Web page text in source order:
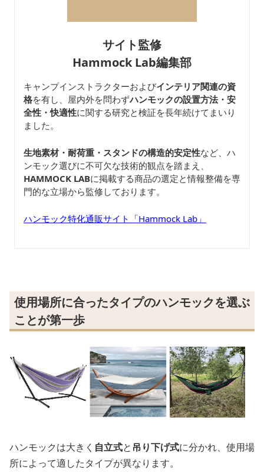
サイト監修
Hammock Lab編集部
キャンプインストラクターおよびインテリア関連の資
格を有し、屋内外を問わずハンモックの設置方法・安
全性・快適性に関する研究と検証を長年続けてまいり
ました。
生地素材・耐荷重・スタンドの構造的安定性など、ハ
ンモック選びに不可欠な技術的観点を踏まえ、
HAMMOCK LABに掲載する商品の選定と情報整備を専
門的な立場から監修しております。
ハンモック特化通販サイト「Hammock Lab」
使用場所に合ったタイプのハンモックを選ぶ
ことが第一歩
ハンモックは大きく 自立式と 吊り下げ式に分かれ、使用場
所によって適したタイプが異なります。